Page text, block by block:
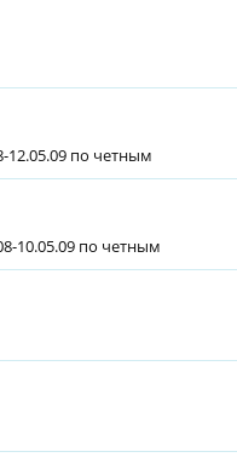
12.05.09 по четным
10.05.09 по четным